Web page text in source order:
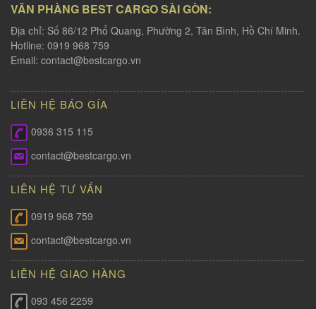
VĂN PHÀNG BEST CARGO SÀI GÒN:
Địa chỉ: Số 86/12 Phổ Quang, Phường 2, Tân Bình, Hồ Chí Minh.
Hotline: 0919 968 759
Email: contact@bestcargo.vn
LIÊN HỆ BÁO GÍA
0936 315 115
contact@bestcargo.vn
LIÊN HỆ TƯ VẤN
0919 968 759
contact@bestcargo.vn
LIÊN HỆ GIAO HÀNG
093 456 2259